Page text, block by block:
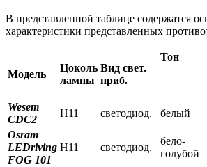
В представленной таблице содержатся
характеристики представленных
Модель
Цоколь
лампы
Вид свет.
приб.
Тон
Wesem
CDC2
H11 светодиод. белый
Osram
LEDriving
FOG 101
H11 светодиод.
бело-
голубой